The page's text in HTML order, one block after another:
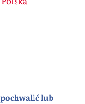
pochwalić lub